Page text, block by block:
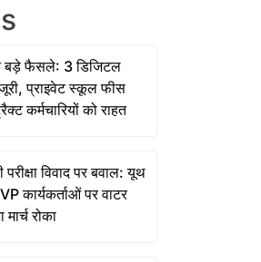
बड़े फैसले: 3 डिजिटल
प्राइवेट स्कूल फीस
कर्मचारियों को राहत
विवाद पर बवाल: यूथ
कार्यकर्ताओं पर वाटर
रोका